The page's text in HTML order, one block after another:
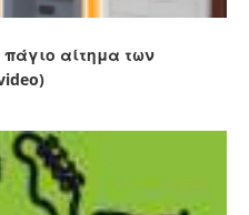
αίτημα των